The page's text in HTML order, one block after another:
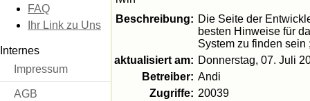
FAQ
Ihr Link zu Uns
Internes
Impressum
AGB
Beschreibung: Die Seite der
besten Hinweise für
System zu finden sein
aktualisiert am: Donnerstag, 07. Juli
Betreiber: Andi
Zugriffe: 20039